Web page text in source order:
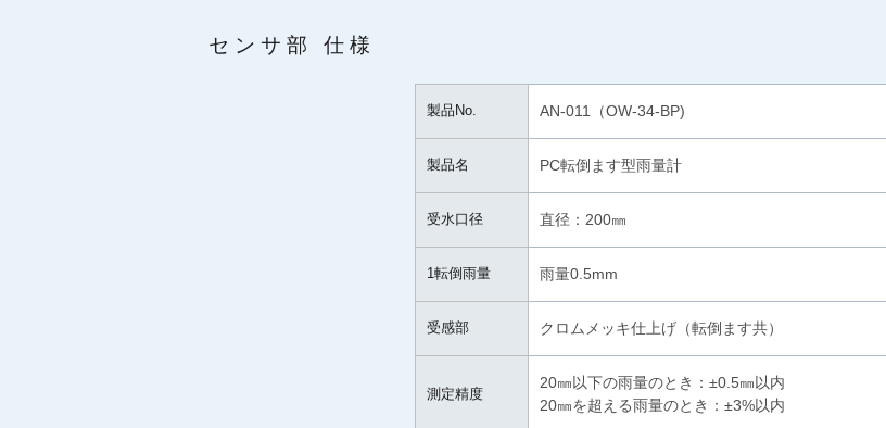
センサ部 仕様
製品No. AN-011（OW-34-BP)
製品名 PC転倒ます型雨量計
受水口径 直径：200㎜
1転倒雨量 雨量0.5mm
受感部 クロムメッキ仕上げ（転倒ます共）
測定精度
20㎜以下の雨量のとき：±0.5㎜以内
20㎜を超える雨量のとき：±3%以内